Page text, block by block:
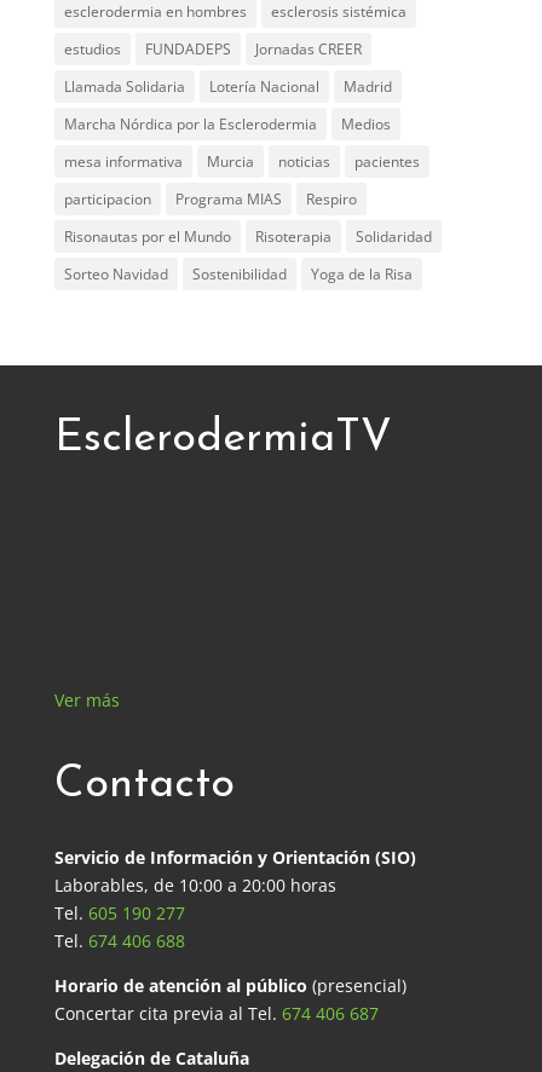
esclerodermia en hombres
esclerosis sistémica
estudios
FUNDADEPS
Jornadas CREER
Llamada Solidaria
Lotería Nacional
Madrid
Marcha Nórdica por la Esclerodermia
Medios
mesa informativa
Murcia noticias
pacientes
participacion
Programa MIAS
Respiro
Risonautas por el Mundo
Risoterapia
Solidaridad
Sorteo Navidad
Sostenibilidad Yoga de la Risa
EsclerodermiaTV
Ver más
Contacto
Servicio de Información y Orientación (SIO)
Laborables, de 10:00 a 20:00 horas
Tel. 605 190 277
Tel. 674 406 688
Horario de atención al público (presencial)
Concertar cita previa al Tel. 674 406 687
Delegación de Cataluña